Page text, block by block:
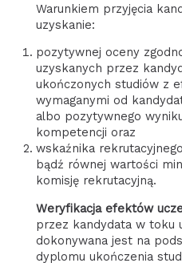
Warunkiem przyjęcia
uzyskanie:
pozytywnej oceny
uzyskanych przez
ukończonych studiów z
wymaganymi od
albo pozytywnego
kompetencji oraz
wskaźnika
bądź równej wartości
komisję rekrutacyjną.
Weryfikacja efektów
przez kandydata w toku
dokonywana jest na
dyplomu ukończenia